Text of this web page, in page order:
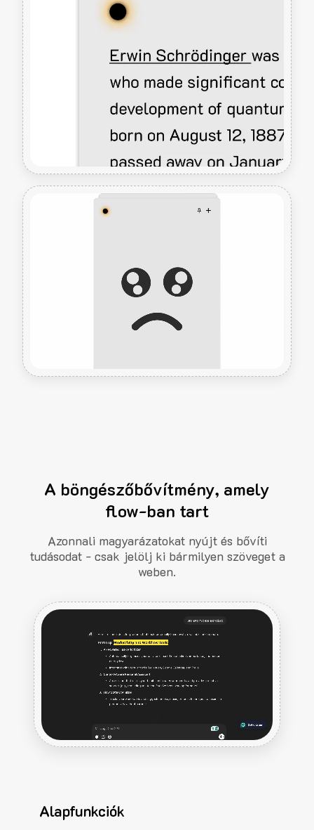
A böngészőbővítmény, amely
flow-ban tart
Azonnali magyarázatokat nyújt és bővíti
tudásodat - csak jelölj ki bármilyen szöveget a
weben.
Alapfunkciók